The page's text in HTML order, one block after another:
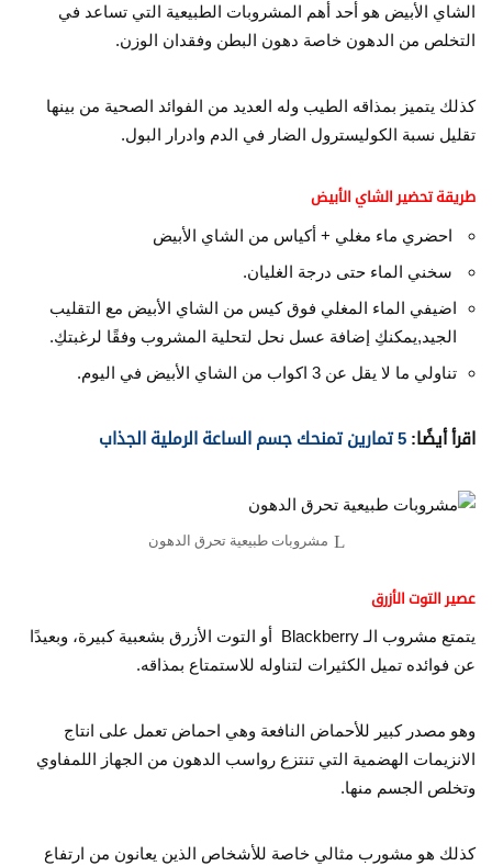
الشاي الأبيض هو أحد أهم المشروبات الطبيعية التي تساعد في
التخلص من الدهون خاصة دهون البطن وفقدان الوزن.
كذلك يتميز بمذاقه الطيب وله العديد من الفوائد الصحية من بينها
تقليل نسبة الكوليسترول الضار في الدم وادرار البول.
طريقة تحضير الشاي الأبيض
احضري ماء مغلي + أكياس من الشاي الأبيض
سخني الماء حتى درجة الغليان.
اضيفي الماء المغلي فوق كيس من الشاي الأبيض مع التقليب
الجيد,يمكنكِ إضافة عسل نحل لتحلية المشروب وفقًا لرغبتكِ.
تناولي ما لا يقل عن 3 اكواب من الشاي الأبيض في اليوم.
اقرأ أيضًا: 5 تمارين تمنحك جسم الساعة الرملية الجذاب
مشروبات طبيعية تحرق الدهون
عصير التوت الأزرق
يتمتع مشروب الـ Blackberry أو التوت الأزرق بشعبية كبيرة، وبعيدًا
عن فوائده تميل الكثيرات لتناوله للاستمتاع بمذاقه.
وهو مصدر كبير للأحماض النافعة وهي احماض تعمل على انتاج
الانزيمات الهضمية التي تنتزع رواسب الدهون من الجهاز اللمفاوي
وتخلص الجسم منها.
كذلك هو مشورب مثالي خاصة للأشخاص الذين يعانون من ارتفاع